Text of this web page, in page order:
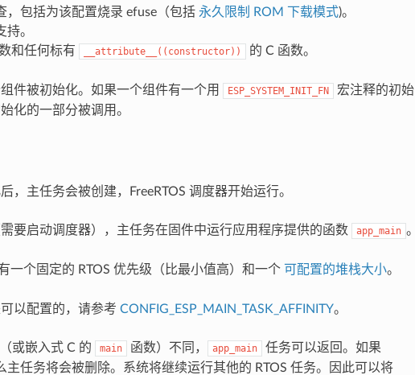
，包括为该配置烧录 efuse（包括 永久限制 ROM 下载模式)。
持。
和任何标有
__attribute__((constructor)) 的 C 函数。
件被初始化。如果一个组件有一个用 ESP_SYSTEM_INIT_FN
宏注释的初始
化的一部分被调用。
，主任务会被创建，FreeRTOS 调度器开始运行。
要启动调度器），主任务在固件中运行应用程序提供的函数 app_main 。
一个固定的 RTOS 优先级（比最小值高）和一个 可配置的堆栈大小。
以配置的，请参考 CONFIG_ESP_MAIN_TASK_AFFINITY。
或嵌入式 C 的 main 函数）不同， app_main 任务可以返回。如果
主任务将会被删除。系统将继续运行其他的 RTOS 任务。因此可以将